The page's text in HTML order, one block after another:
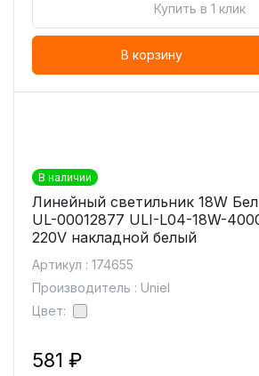
Купить в 1 клик
В корзину
В наличии
Линейный светильник 18W
UL-00012877 ULI-L04-18W-
220V накладной белый
Артикул : 174655
Производитель : Uniel
Цвет:
581 ₽